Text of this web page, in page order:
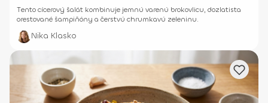
Tento cícerový šalát kombinuje jemnú varenú brokovlicu, dozlatista
orestované šampiňóny a čerstvú chrumkavú zeleninu.
Nika Klasko